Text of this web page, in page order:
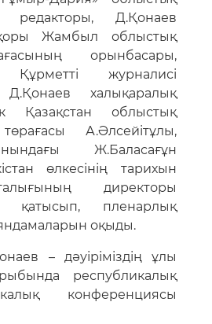
редакторы, Д.Қонаев
Жамбыл облыстық
орынбасары,
Құрметті журналисі
халықаралық
Қазақстан облыстық
А.Әлсейітұлы,
Ж.Баласағұн
өлкесінің тарихын
директоры
қатысып, пленарлық
оқыды.
– дәуіріміздің ұлы
республикалық
конференциясы